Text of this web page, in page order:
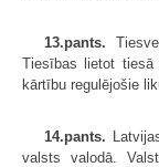
13.pants.
Tiesības lietot tiesā
kārtību regulējošie
14.pants.
valsts valodā.